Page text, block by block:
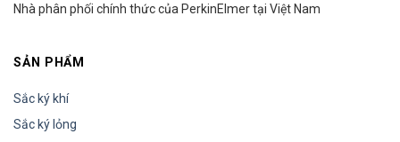
Nhà phân phối chính thức của PerkinElmer tại Việt Nam
SẢN PHẨM
Sắc ký khí
Sắc ký lỏng